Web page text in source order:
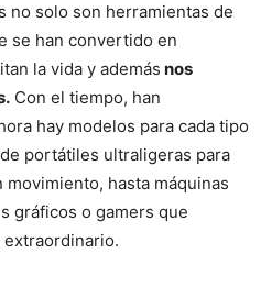
no solo son herramientas de
se han convertido en
la vida y además nos
Con el tiempo, han
hay modelos para cada tipo
portátiles ultraligeras para
hasta máquinas
gráficos o gamers que